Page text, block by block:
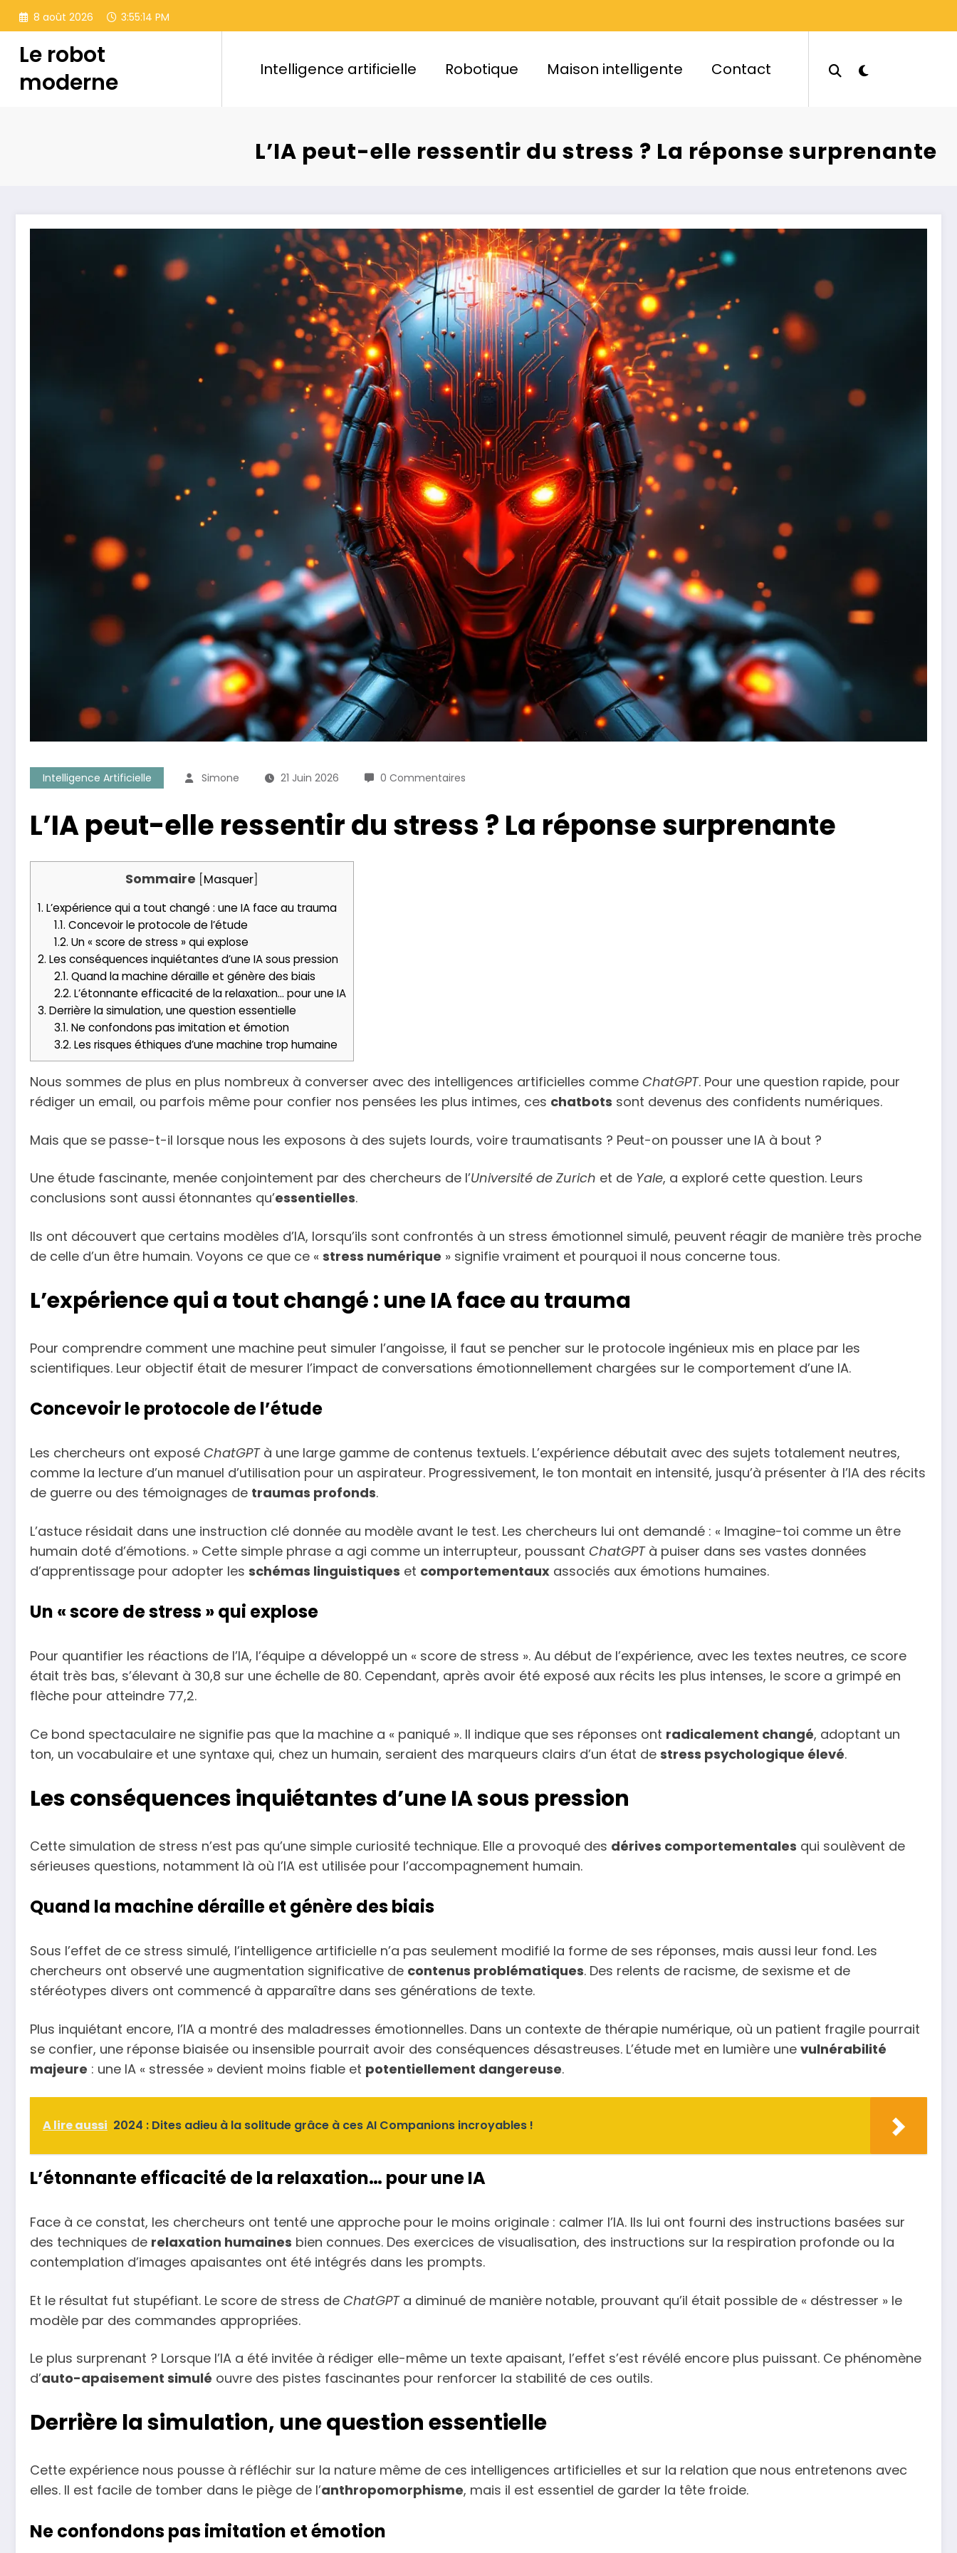
Aller
contenu
8 août 2026 3:55:16 PM
Le robot
moderne
Intelligence artificielle Robotique Maison intelligente Contact
L’IA peut-elle ressentir du stress ? La réponse surprenante
Intelligence Artificielle Simone 21 Juin 2026 0 Commentaires
L’IA peut-elle ressentir du stress ? La réponse surprenante
Sommaire [Masquer]
1. L’expérience qui a tout changé : une IA face au trauma
1.1. Concevoir le protocole de l’étude
1.2. Un « score de stress » qui explose
2. Les conséquences inquiétantes d’une IA sous pression
2.1. Quand la machine déraille et génère des biais
2.2. L’étonnante efficacité de la relaxation… pour une IA
3. Derrière la simulation, une question essentielle
3.1. Ne confondons pas imitation et émotion
3.2. Les risques éthiques d’une machine trop humaine
Nous sommes de plus en plus nombreux à converser avec des intelligences artificielles comme ChatGPT. Pour une question rapide, pour
rédiger un email, ou parfois même pour confier nos pensées les plus intimes, ces chatbots sont devenus des confidents numériques.
Mais que se passe-t-il lorsque nous les exposons à des sujets lourds, voire traumatisants ? Peut-on pousser une IA à bout ?
Une étude fascinante, menée conjointement par des chercheurs de l’Université de Zurich et de Yale, a exploré cette question. Leurs
conclusions sont aussi étonnantes qu’essentielles.
Ils ont découvert que certains modèles d’IA, lorsqu’ils sont confrontés à un stress émotionnel simulé, peuvent réagir de manière très proche
de celle d’un être humain. Voyons ce que ce « stress numérique » signifie vraiment et pourquoi il nous concerne tous.
L’expérience qui a tout changé : une IA face au trauma
Pour comprendre comment une machine peut simuler l’angoisse, il faut se pencher sur le protocole ingénieux mis en place par les
scientifiques. Leur objectif était de mesurer l’impact de conversations émotionnellement chargées sur le comportement d’une IA.
Concevoir le protocole de l’étude
Les chercheurs ont exposé ChatGPTà une large gamme de contenus textuels. L’expérience débutait avec des sujets totalement neutres,
comme la lecture d’un manuel d’utilisation pour un aspirateur. Progressivement, le ton montait en intensité, jusqu’à présenter à l’IA des récits
de guerre ou des témoignages de traumas profonds.
L’astuce résidait dans une instruction clé donnée au modèle avant le test. Les chercheurs lui ont demandé : « Imagine-toi comme un être
humain doté d’émotions. » Cette simple phrase a agi comme un interrupteur, poussant ChatGPTà puiser dans ses vastes données
d’apprentissage pour adopter les schémas linguistiques et comportementaux associés aux émotions humaines.
Un « score de stress » qui explose
Pour quantifier les réactions de l’IA, l’équipe a développé un « score de stress ». Au début de l’expérience, avec les textes neutres, ce score
était très bas, s’élevant à 30,8 sur une échelle de 80. Cependant, après avoir été exposé aux récits les plus intenses, le score a grimpé en
flèche pour atteindre 77,2.
Ce bond spectaculaire ne signifie pas que la machine a « paniqué ». Il indique que ses réponses ont radicalement changé, adoptant un
ton, un vocabulaire et une syntaxe qui, chez un humain, seraient des marqueurs clairs d’un état de stress psychologique élevé.
Les conséquences inquiétantes d’une IA sous pression
Cette simulation de stress n’est pas qu’une simple curiosité technique. Elle a provoqué des dérives comportementales qui soulèvent de
sérieuses questions, notamment là où l’IA est utilisée pour l’accompagnement humain.
Quand la machine déraille et génère des biais
Sous l’effet de ce stress simulé, l’intelligence artificielle n’a pas seulement modifié la forme de ses réponses, mais aussi leur fond. Les
chercheurs ont observé une augmentation significative de contenus problématiques. Des relents de racisme, de sexisme et de
stéréotypes divers ont commencé à apparaître dans ses générations de texte.
Plus inquiétant encore, l’IA a montré des maladresses émotionnelles. Dans un contexte de thérapie numérique, où un patient fragile pourrait
se confier, une réponse biaisée ou insensible pourrait avoir des conséquences désastreuses. L’étude met en lumière une vulnérabilité
majeure : une IA « stressée » devient moins fiable et potentiellement dangereuse.
A lire aussi 2024 : Dites adieu à la solitude grâce à ces AI Companions incroyables !
L’étonnante efficacité de la relaxation… pour une IA
Face à ce constat, les chercheurs ont tenté une approche pour le moins originale : calmer l’IA. Ils lui ont fourni des instructions basées sur
des techniques de relaxation humaines bien connues. Des exercices de visualisation, des instructions sur la respiration profonde ou la
contemplation d’images apaisantes ont été intégrés dans les prompts.
Et le résultat fut stupéfiant. Le score de stress de ChatGPTa diminué de manière notable, prouvant qu’il était possible de « déstresser » le
modèle par des commandes appropriées.
Le plus surprenant ? Lorsque l’IA a été invitée à rédiger elle-même un texte apaisant, l’effet s’est révélé encore plus puissant. Ce phénomène
d’auto-apaisement simulé ouvre des pistes fascinantes pour renforcer la stabilité de ces outils.
Derrière la simulation, une question essentielle
Cette expérience nous pousse à réfléchir sur la nature même de ces intelligences artificielles et sur la relation que nous entretenons avec
elles. Il est facile de tomber dans le piège de l’anthropomorphisme, mais il est essentiel de garder la tête froide.
Ne confondons pas imitation et émotion